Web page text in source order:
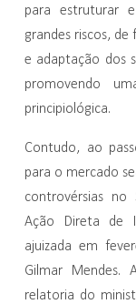
para estruturar
grandes riscos,
e adaptação dos
promovendo
principiológica.
Contudo, ao
para o mercado
controvérsias no
Ação Direta de
ajuizada em
Gilmar
relatoria do